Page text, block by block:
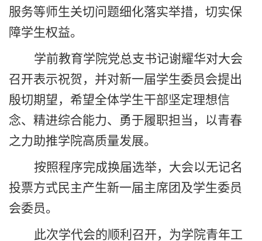
服务等师生关切问题细化落实举措，切实保
障学生权益。
学前教育学院党总支书记谢耀华对大会
召开表示祝贺，并对新一届学生委员会提出
殷切期望，希望全体学生干部坚定理想信
念、精进综合能力、勇于履职担当，以青春
之力助推学院高质量发展。
按照程序完成换届选举，大会以无记名
投票方式民主产生新一届主席团及学生委员
会委员。
此次学代会的顺利召开，为学院青年工